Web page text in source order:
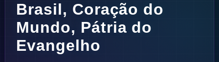
Brasil, Coração do
Mundo, Pátria do
Evangelho